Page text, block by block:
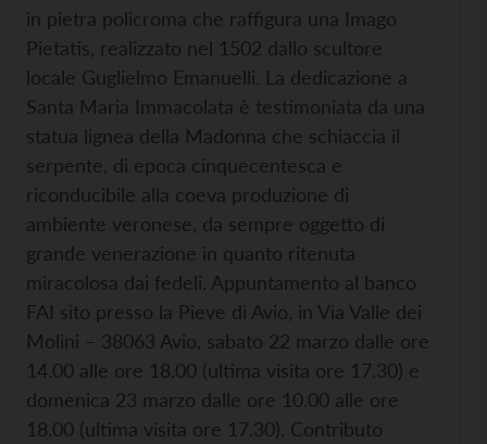
in pietra policroma che raffigura una Imago
Pietatis, realizzato nel 1502 dallo scultore
locale Guglielmo Emanuelli. La dedicazione a
Santa Maria Immacolata è testimoniata da una
statua lignea della Madonna che schiaccia il
serpente, di epoca cinquecentesca e
riconducibile alla coeva produzione di
ambiente veronese, da sempre oggetto di
grande venerazione in quanto ritenuta
miracolosa dai fedeli. Appuntamento al banco
FAI sito presso la Pieve di Avio, in Via Valle dei
Molini – 38063 Avio, sabato 22 marzo dalle ore
14.00 alle ore 18.00 (ultima visita ore 17.30) e
domenica 23 marzo dalle ore 10.00 alle ore
18.00 (ultima visita ore 17.30). Contributo